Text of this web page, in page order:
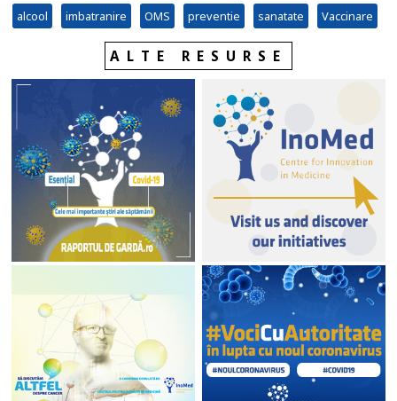
alcool imbatranire OMS preventie sanatate Vaccinare
ALTE RESURSE